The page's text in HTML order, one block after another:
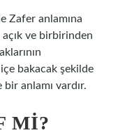
Zafer anlamına
ve birbirinden
bakacak şekilde
bir anlamı vardır.
MI?